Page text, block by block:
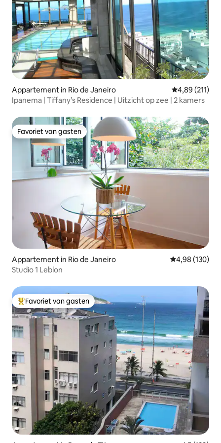
Appartement in Rio de Janeiro Gemiddelde
4,89 (211)
Ipanema | Tiffany’s Residence | Uitzicht op zee | 2 kamers
Favoriet van gasten
Favoriet van gasten
Appartement in Rio de Janeiro Gemiddelde
4,98 (130)
Studio 1 Leblon
Topfavoriet van gasten
Favoriet van gasten